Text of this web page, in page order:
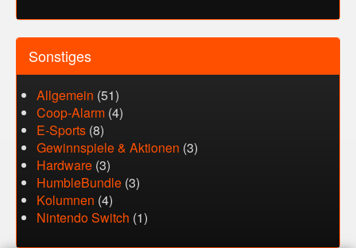
Sonstiges
Allgemein (51)
Coop-Alarm (4)
E-Sports (8)
Gewinnspiele & Aktionen (3)
Hardware (3)
HumbleBundle (3)
Kolumnen (4)
Nintendo Switch (1)